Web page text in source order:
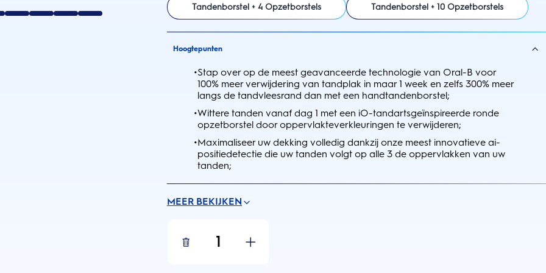
Tandenborstel + 4 Opzetborstels Tandenborstel + 10 Opzetborstels
Hoogtepunten
•Stap over op de meest geavanceerde technologie van Oral-B voor
100% meer verwijdering van tandplak in maar 1 week en zelfs 300% meer
langs de tandvleesrand dan met een handtandenborstel;
•Wittere tanden vanaf dag 1 met een iO-tandartsgeïnspireerde ronde
opzetborstel door oppervlakteverkleuringen te verwijderen;
•Maximaliseer uw dekking volledig dankzij onze meest innovatieve ai-
positiedetectie die uw tanden volgt op alle 3 de oppervlakken van uw
tanden;
MEER BEKIJKEN
1